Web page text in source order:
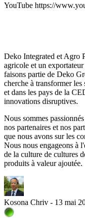
YouTube https://
Deko Integrated et Agro
agricole et un
faisons partie de Deko
cherche à transformer
et dans les pays de la
innovations disruptives.
Nous sommes
nos partenaires et nos
que nous avons sur les
Nous nous engageons à
de la culture de cultures
produits à valeur ajoutée.
Kosona Chriv - 13 mai